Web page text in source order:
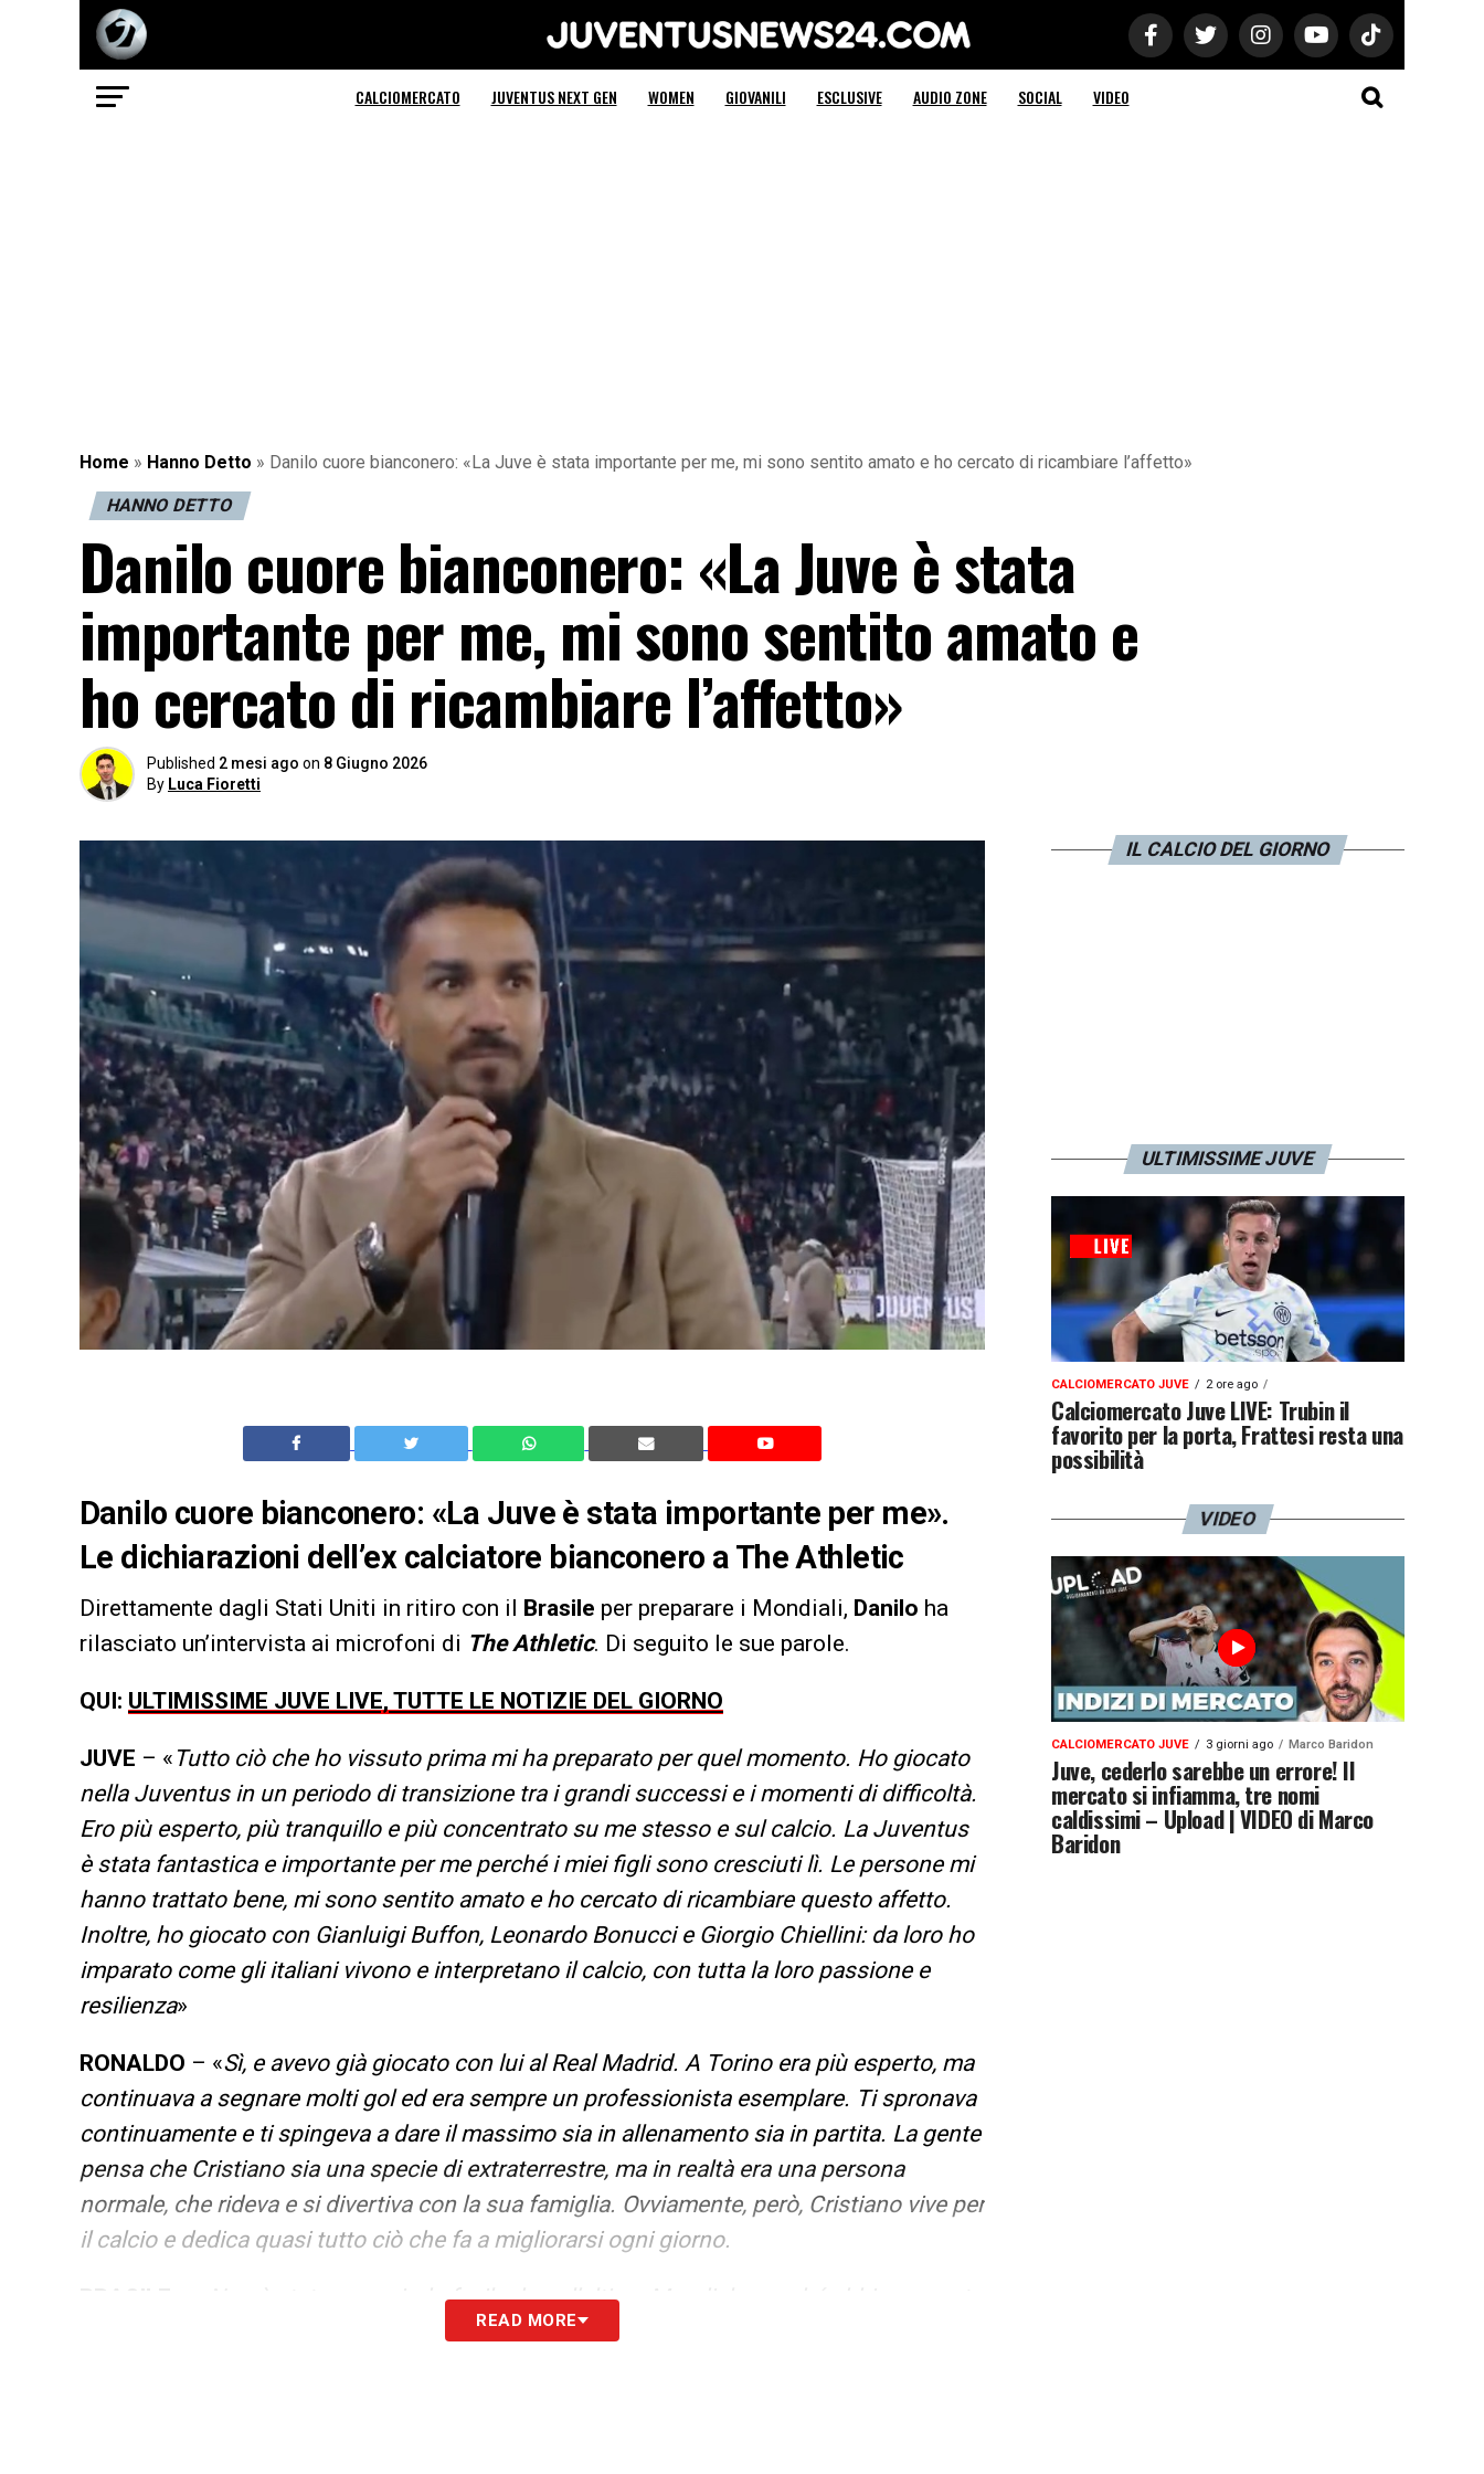
Juventus News 24
CALCIOMERCATO JUVENTUS NEXT GEN WOMEN GIOVANILI ESCLUSIVE AUDIO ZONE SOCIAL VIDEO
Home » Hanno Detto » Danilo cuore bianconero: «La Juve è stata importante per me, mi sono sentito amato e ho cercato di ricambiare l’affetto»
HANNO DETTO
Danilo cuore bianconero: «La Juve è stata
importante per me, mi sono sentito amato e
ho cercato di ricambiare l’affetto»
Published 2 mesi ago on 8 Giugno 2026
By Luca Fioretti
Danilo cuore bianconero: «La Juve è stata importante per me».
Le dichiarazioni dell’ex calciatore bianconero a The Athletic
Direttamente dagli Stati Uniti in ritiro con il Brasile per preparare i Mondiali, Danilo ha
rilasciato un’intervista ai microfoni di The Athletic. Di seguito le sue parole.
QUI: ULTIMISSIME JUVE LIVE, TUTTE LE NOTIZIE DEL GIORNO
JUVE – « Tutto ciò che ho vissuto prima mi ha preparato per quel momento. Ho giocato
nella Juventus in un periodo di transizione tra i grandi successi e i momenti di difficoltà.
Ero più esperto, più tranquillo e più concentrato su me stesso e sul calcio. La Juventus
è stata fantastica e importante per me perché i miei figli sono cresciuti lì. Le persone mi
hanno trattato bene, mi sono sentito amato e ho cercato di ricambiare questo affetto.
Inoltre, ho giocato con Gianluigi Buffon, Leonardo Bonucci e Giorgio Chiellini: da loro ho
imparato come gli italiani vivono e interpretano il calcio, con tutta la loro passione e
resilienza»
RONALDO – «Sì, e avevo già giocato con lui al Real Madrid. A Torino era più esperto, ma
continuava a segnare molti gol ed era sempre un professionista esemplare. Ti spronava
continuamente e ti spingeva a dare il massimo sia in allenamento sia in partita. La gente
pensa che Cristiano sia una specie di extraterrestre, ma in realtà era una persona
normale, che rideva e si divertiva con la sua famiglia. Ovviamente, però, Cristiano vive per
il calcio e dedica quasi tutto ciò che fa a migliorarsi ogni giorno.
Non è stato un periodo facile dopo l’ultimo Mondiale, perché abbiamo avuto
Abbiamo cambiato allenatore tre volte e non abbiamo giocato bene né
READ MORE
IL CALCIO DEL GIORNO
ULTIMISSIME JUVE
CALCIOMERCATO JUVE 2 ore ago
Calciomercato Juve LIVE: Trubin il
favorito per la porta, Frattesi resta una
possibilità
VIDEO
CALCIOMERCATO JUVE 3 giorni ago Marco Baridon
Juve, cederlo sarebbe un errore! Il
mercato si infiamma, tre nomi
caldissimi – Upload | VIDEO di Marco
Baridon